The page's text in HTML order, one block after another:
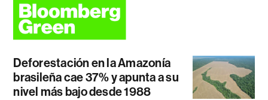
Deforestación en la Amazonía
brasileña cae 37% y apunta a su
nivel más bajo desde 1988